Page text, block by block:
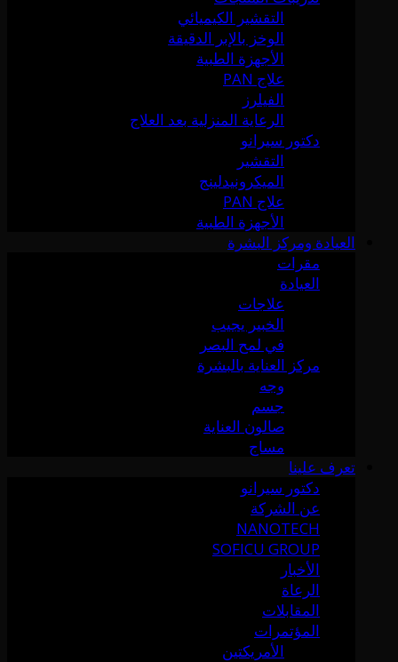
التقشير الكيميائي
الوخز بالإبر الدقيقة
الأجهزة الطبية
علاج PAN
الفيلرز
الرعاية المنزلية بعد العلاج
دكتور سيرانو
التقشير
الميكرونيدلينج
علاج PAN
الأجهزة الطبية
العيادة ومركز البشرة
مقرات
العيادة
علاجات
الخبير يجيب
في لمح البصر
مركز العناية بالبشرة
وجه
جسم
صالون العناية
مساج
تعرف علينا
دكتور سيرانو
عن الشركة
NANOTECH
SOFICU GROUP
الأخبار
الرعاة
المقابلات
المؤتمرات
الأمريكتين